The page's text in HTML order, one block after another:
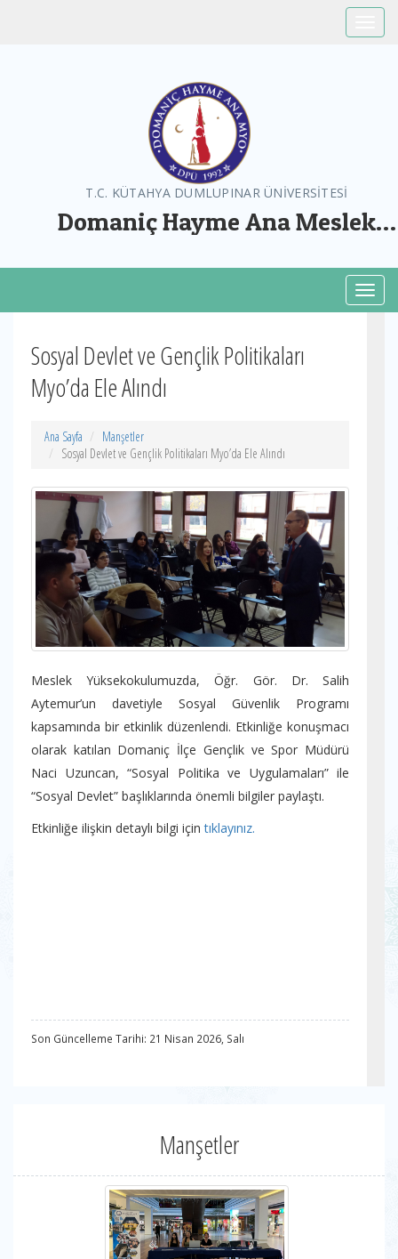
T.C. KÜTAHYA DUMLUPINAR ÜNİVERSİTESİ
Domaniç Hayme Ana Meslek
Sosyal Devlet ve Gençlik Politikaları
Myo’da Ele Alındı
Ana Sayfa
Manşetler
Sosyal Devlet ve Gençlik Politikaları Myo’da Ele Alındı
Meslek Yüksekokulumuzda, Öğr. Gör. Dr. Salih
Aytemur’un davetiyle Sosyal Güvenlik Programı
kapsamında bir etkinlik düzenlendi. Etkinliğe konuşmacı
olarak katılan Domaniç İlçe Gençlik ve Spor Müdürü
Naci Uzuncan, “Sosyal Politika ve Uygulamaları” ile
“Sosyal Devlet” başlıklarında önemli bilgiler paylaştı.
Etkinliğe ilişkin detaylı bilgi içintıklayınız.
Son Güncelleme Tarihi: 21 Nisan 2026, Salı
Manşetler